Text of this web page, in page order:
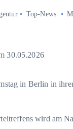
Top-News
in Berlin in
wird am